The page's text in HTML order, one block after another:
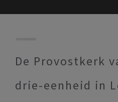
De Provostkerk
drie-eenheid in